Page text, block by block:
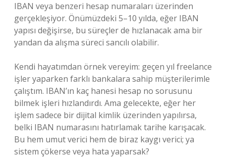
IBAN veya benzeri hesap numaraları üzerinden
gerçekleşiyor. Önümüzdeki 5–10 yılda, eğer IBAN
yapısı değişirse, bu süreçler de hızlanacak ama bir
yandan da alışma süreci sancılı olabilir.
Kendi hayatımdan örnek vereyim: geçen yıl freelance
işler yaparken farklı bankalara sahip müşterilerimle
çalıştım. IBAN’ın kaç hanesi hesap no sorusunu
bilmek işleri hızlandırdı. Ama gelecekte, eğer her
işlem sadece bir dijital kimlik üzerinden yapılırsa,
belki IBAN numarasını hatırlamak tarihe karışacak.
Bu hem umut verici hem de biraz kaygı verici; ya
sistem çökerse veya hata yaparsak?